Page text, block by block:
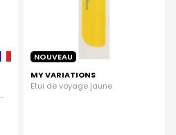
NOUVEAU
MY VARIATIONS
Etui de voyage jaune